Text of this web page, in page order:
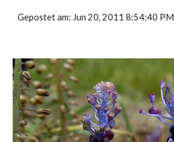
Gepostet am: Jun 20, 2011 8:54:40 PM